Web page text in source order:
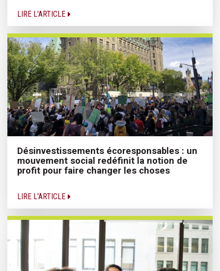
LIRE L'ARTICLE
Désinvestissements écoresponsables : un
mouvement social redéfinit la notion de
profit pour faire changer les choses
LIRE L'ARTICLE